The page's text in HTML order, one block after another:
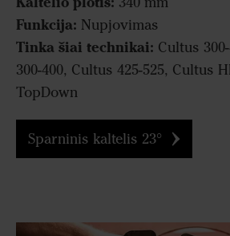
Funkcija: Nupjovimas
Tinka šiai technikai: Cultus
300-400, Cultus 425-525, Cultus
TopDown
Sparninis kaltelis 23°